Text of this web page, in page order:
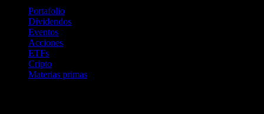
Portafolio
Dividendos
Eventos
Acciones
ETFs
Cripto
Materias primas